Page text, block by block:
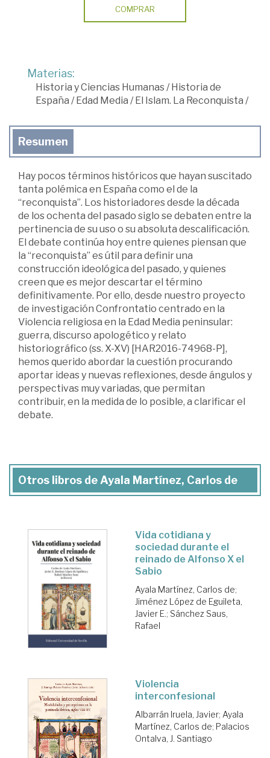
COMPRAR
Materias:
Historia y Ciencias Humanas/Historia de
España /Edad Media /El Islam. La Reconquista /
Resumen
Hay pocos términos históricos que hayan suscitado
tanta polémica en España como el de la
“reconquista”. Los historiadores desde la década
de los ochenta del pasado siglo se debaten entre la
pertinencia de su uso o su absoluta descalificación.
El debate continúa hoy entre quienes piensan que
la “reconquista” es útil para definir una
construcción ideológica del pasado, y quienes
creen que es mejor descartar el término
definitivamente. Por ello, desde nuestro proyecto
de investigación Confrontatio centrado en la
Violencia religiosa en la Edad Media peninsular:
guerra, discurso apologético y relato
historiográfico (ss. X-XV) [HAR2016-74968-P],
hemos querido abordar la cuestión procurando
aportar ideas y nuevas reflexiones, desde ángulos y
perspectivas muy variadas, que permitan
contribuir, en la medida de lo posible, a clarificar el
debate.
Otros libros de Ayala Martínez, Carlos de
Vida cotidiana y
sociedad durante el
reinado de Alfonso X el
Sabio
Ayala Martínez, Carlos de;
Jiménez López de Eguileta,
Javier E.; Sánchez Saus,
Rafael
Violencia
interconfesional
Albarrán Iruela, Javier; Ayala
Martínez, Carlos de; Palacios
Ontalva, J. Santiago